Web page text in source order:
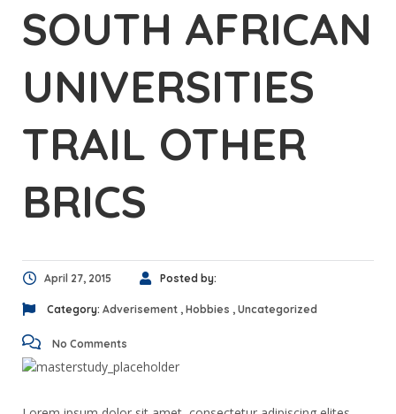
SOUTH AFRICAN
UNIVERSITIES
TRAIL OTHER
BRICS
April 27, 2015 Posted by:
Category: Adverisement , Hobbies , Uncategorized
No Comments